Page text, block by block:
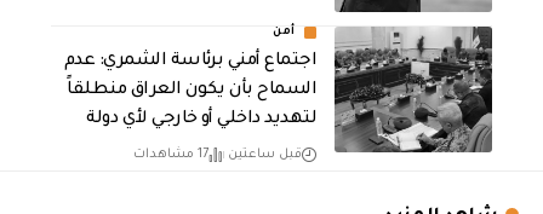
أمن
اجتماع أمني برئاسة الشمري: عدم
السماح بأن يكون العراق منطلقاً
لتهديد داخلي أو خارجي لأي دولة
قبل ساعتين 17 مشاهدات